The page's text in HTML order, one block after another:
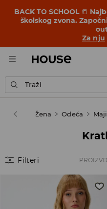
BACK TO SCHOOL 📒
školskog zvona.
Za nju
Traži
House Žena Odeća
Filteri